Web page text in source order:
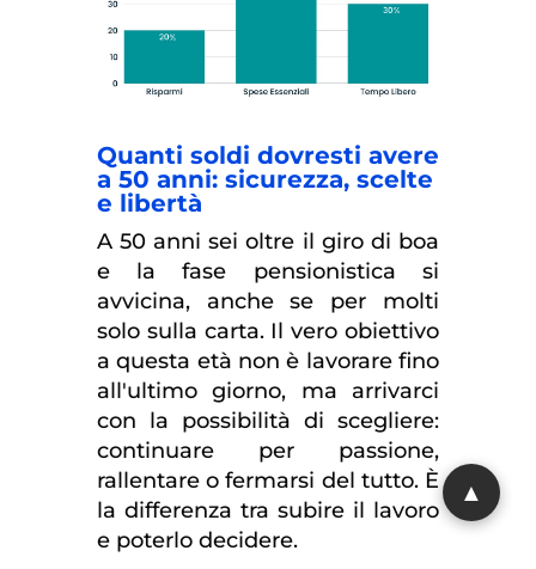
Quanti soldi dovresti avere
a 50 anni: sicurezza, scelte
e libertà
A 50 anni sei oltre il giro di boa
e la fase pensionistica si
avvicina, anche se per molti
solo sulla carta. Il vero obiettivo
a questa età non è lavorare fino
all'ultimo giorno, ma arrivarci
con la possibilità di scegliere:
continuare per passione,
rallentare o fermarsi del tutto. È
la differenza tra subire il lavoro
e poterlo decidere.